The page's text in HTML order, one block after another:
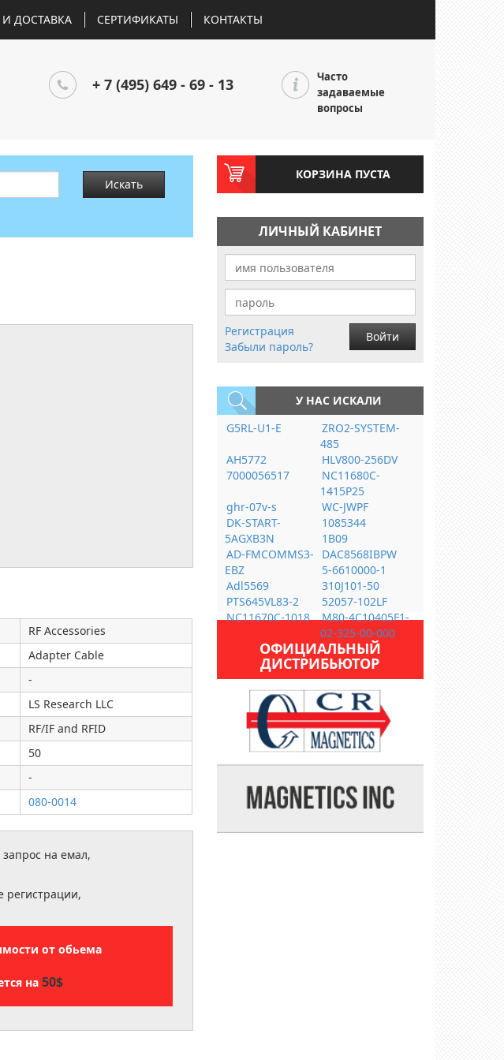
И ДОСТАВКА СЕРТИФИКАТЫ КОНТАКТЫ
+ 7 (495) 649 - 69 - 13
Часто
задаваемые
вопросы
Искать
RF Accessories
Adapter Cable
-
LS Research LLC
RF/IF and RFID
50
-
080-0014
на емал,
регистрации,
от обьема
на 50$
КОРЗИНА ПУСТА
ЛИЧНЫЙ КАБИНЕТ
Регистрация
Забыли пароль?
Войти
У НАС ИСКАЛИ
G5RL-U1-E
ZRO2-SYSTEM-
485
AH5772
HLV800-256DV
7000056517
NC11680C-
1415P25
ghr-07v-s
WC-JWPF
DK-START-
5AGXB3N
1085344
1B09
AD-FMCOMMS3-
EBZ
DAC8568IBPW
5-6610000-1
Adl5569
310J101-50
PTS645VL83-2
52057-102LF
NC11670C-1018
M80-4C10405F1-
02-325-00-000
ОФИЦИАЛЬНЫЙ
ДИСТРИБЬЮТОР